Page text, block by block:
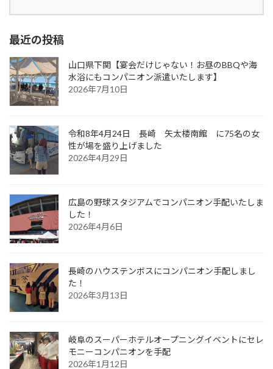
最近の投稿
山口県下関【宴会だけじゃない！お昼のBBQや海
水浴にもコンパニオン派遣いたします】
2026年7月10日
令和8年4月24日 長崎 矢太楼南館 に75名の女
性が場を盛り上げました
2026年4月29日
広島の野球スタジアムでコンパニオン手配いたしま
した！
2026年4月6日
長崎のハウステンボスにコンパニオン手配しまし
た！
2026年3月13日
岐阜のスーパーホテルオープニングイベントにセレ
モニーコンパニオンを手配
2026年1月12日